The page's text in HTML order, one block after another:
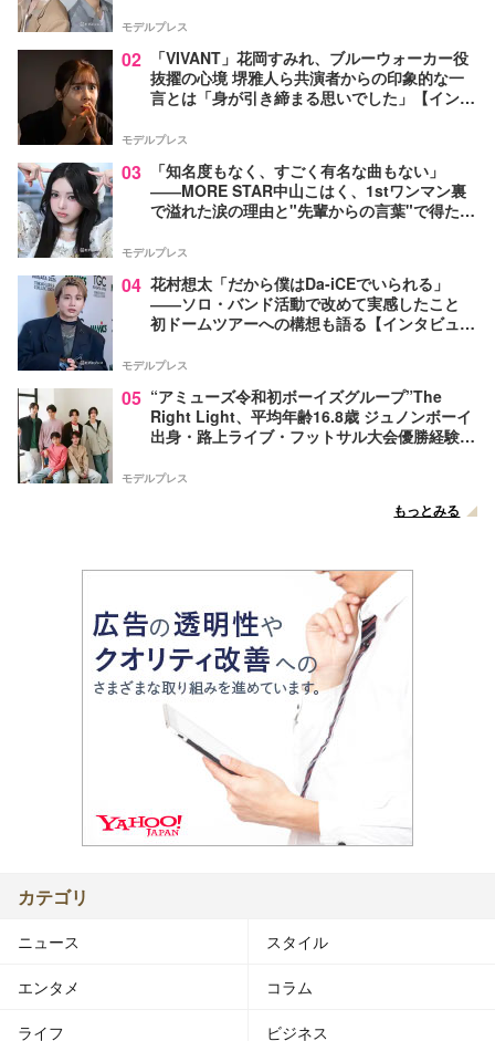
モデルプレス
02
「VIVANT」花岡すみれ、ブルーウォーカー役
抜擢の心境 堺雅人ら共演者からの印象的な一
言とは「身が引き締まる思いでした」【インタ
モデルプレス
03
「知名度もなく、すごく有名な曲もない」
――MORE STAR中山こはく、1stワンマン裏
で溢れた涙の理由と"先輩からの言葉"で得た覚
モデルプレス
04 花村想太「だから僕はDa-iCEでいられる」
――ソロ・バンド活動で改めて実感したこと
初ドームツアーへの構想も語る【インタビュ
モデルプレス
05 “アミューズ令和初ボーイズグループ”The
Right Light、平均年齢16.8歳 ジュノンボーイ
出身・路上ライブ・フットサル大会優勝経験者
な6人の魅力に迫る【インタビュー後編】
モデルプレス
もっとみる
カテゴリ
ニュース スタイル
エンタメ コラム
ライフ ビジネス